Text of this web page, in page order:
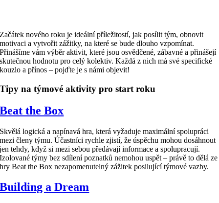
Začátek nového roku je ideální příležitostí, jak posílit tým, obnovit
motivaci a vytvořit zážitky, na které se bude dlouho vzpomínat.
Přinášíme vám výběr aktivit, které jsou osvědčené, zábavné a přinášejí
skutečnou hodnotu pro celý kolektiv. Každá z nich má své specifické
kouzlo a přínos – pojďte je s námi objevit!
Tipy na týmové aktivity pro start roku
Beat the Box
Skvělá logická a napínavá hra, která vyžaduje maximální spolupráci
mezi členy týmu. Účastníci rychle zjistí, že úspěchu mohou dosáhnout
jen tehdy, když si mezi sebou předávají informace a spolupracují.
Izolované týmy bez sdílení poznatků nemohou uspět – právě to dělá ze
hry Beat the Box nezapomenutelný zážitek posilující týmové vazby.
Building a Dream